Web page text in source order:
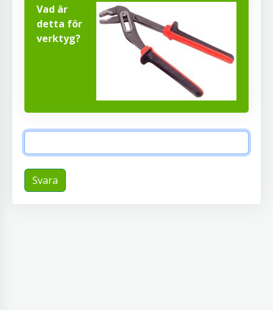
Vad är
detta för
verktyg?
Svara